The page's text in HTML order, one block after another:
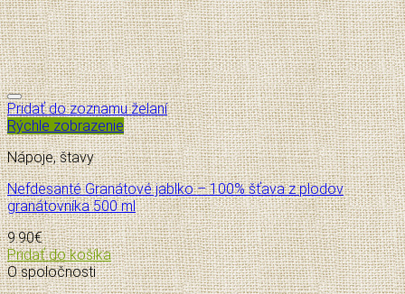
Pridať do zoznamu želaní
Rýchle zobrazenie
Nápoje, štavy
Nefdesanté Granátové jablko – 100% šťava z plodov
granátovníka 500 ml
9.90€
Pridať do košíka
O spoločnosti